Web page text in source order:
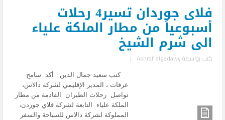
فلاى جوردان تسير4 رحلات
أسبوعياً من مطار الملكة علياء
الى شرم الشيخ
كتب بواسطةAshraf elgedawy
|
كتب سعيد جمال الدين أكد سامح
عرفات ، المدير الإقليمي لشركة دالاس،
تواصل رحلات الطيران القادمة من مطار
الملكة علياء التابعة لشركة فلاي جوردن،
المملوكة لشركة دالاس للسياحة والسفر